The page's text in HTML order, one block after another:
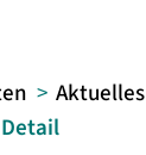
Aktuelles
Detail